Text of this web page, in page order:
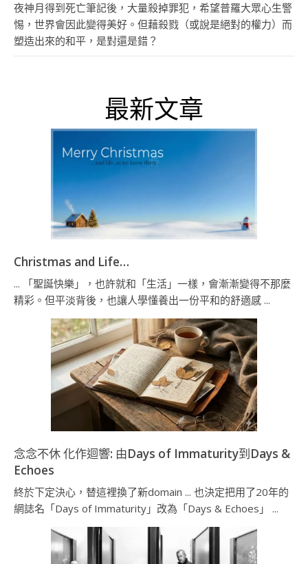
夜神月得到死亡筆記後，大量殺掉罪犯，希望普羅大眾心生警
惕，世界會因此變得美好。但藉殺戮（或說是絕對的權力）而
塑造出來的和平，是對還是錯？
最新文章
Christmas and Life…
... 「聖誕快樂」，也許就和「生活」一樣，會漸漸變得不那麼
精彩。但平淡背後，也讓人學懂養出一份平和的舒適感 ...
念念不休 化作迴響: 由Days of Immaturity到Days &
Echoes
終於下定決心，替這裡換了新domain ... 也決定把用了20年的
網誌名「Days of Immaturity」改為「Days & Echoes」 ...